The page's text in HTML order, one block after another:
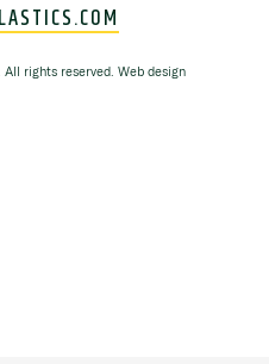
All rights reserved. Web design